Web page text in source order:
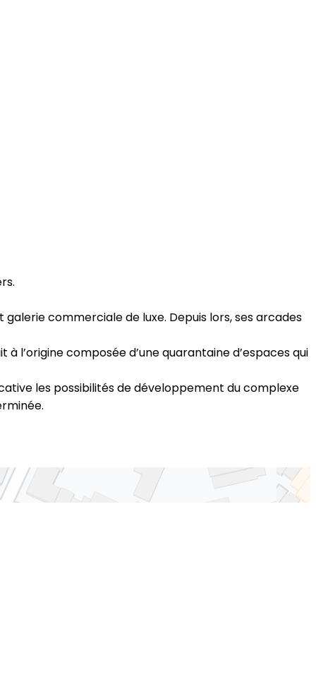
commerciale de luxe. Depuis lors, ses arcades
l’origine composée d’une quarantaine d’espaces qui
les possibilités de développement du complexe